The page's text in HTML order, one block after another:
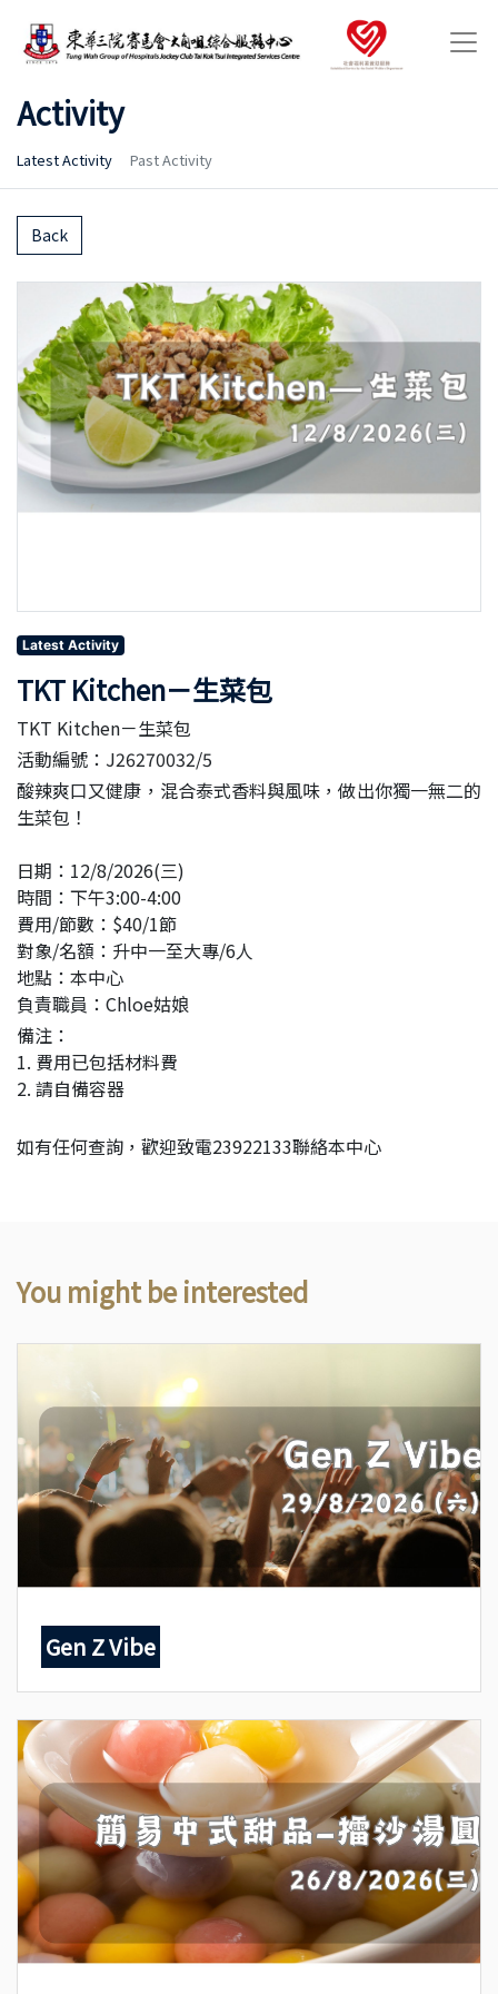
Activity
Latest Activity Past Activity
Back
Latest Activity
TKT Kitchen－生菜包
TKT Kitchen－生菜包
活動編號：J26270032/5
酸辣爽口又健康，混合泰式香料與風味，做出你獨一無二的
生菜包！
日期：12/8/2026(三)
時間：下午3:00-4:00
費用/節數：$40/1節
對象/名額：升中一至大專/6人
地點：本中心
負責職員：Chloe姑娘
備注：
1. 費用已包括材料費
2. 請自備容器
如有任何查詢，歡迎致電23922133聯絡本中心
You might be interested
Gen Z Vibe